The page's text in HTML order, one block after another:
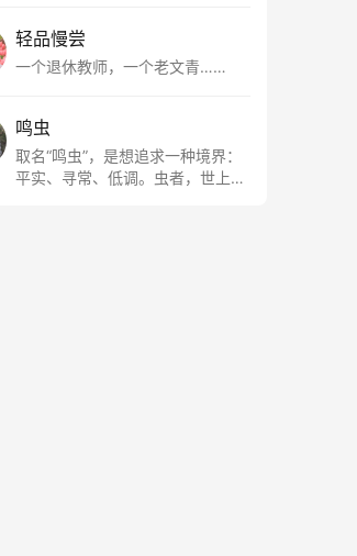
轻品慢尝
一个退休教师，一个老文青……
鸣虫
取名“鸣虫”，是想追求一种境界：
平实、寻常、低调。虫者，世上最